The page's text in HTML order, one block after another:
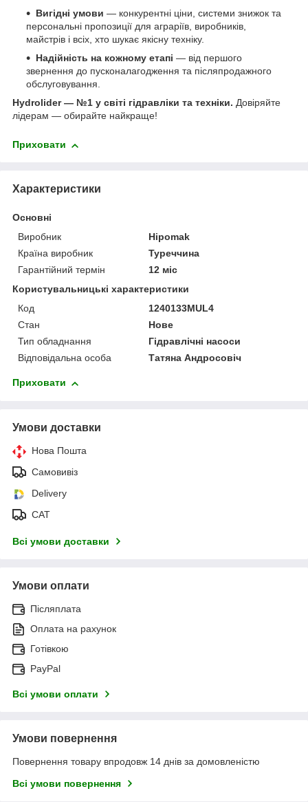
Вигідні умови — конкурентні ціни, системи знижок та
персональні пропозиції для аграріїв, виробників,
майстрів і всіх, хто шукає якісну техніку.
Надійність на кожному етапі — від першого
звернення до пусконалагодження та післяпродажного
обслуговування.
Hydrolider — №1 у світі гідравліки та техніки. Довіряйте
лідерам — обирайте найкраще!
Приховати
Характеристики
Основні
Виробник
Hipomak
Країна виробник
Туреччина
Гарантійний термін
12 міс
Користувальницькі характеристики
Код
1240133MUL4
Стан
Нове
Тип обладнання
Гідравлічні насоси
Відповідальна особа
Татяна Андросовіч
Приховати
Умови доставки
Нова Пошта
Самовивіз
Delivery
САТ
Всі умови доставки
Умови оплати
Післяплата
Оплата на рахунок
Готівкою
PayPal
Всі умови оплати
Умови повернення
Повернення товару впродовж 14 днів за домовленістю
Всі умови повернення